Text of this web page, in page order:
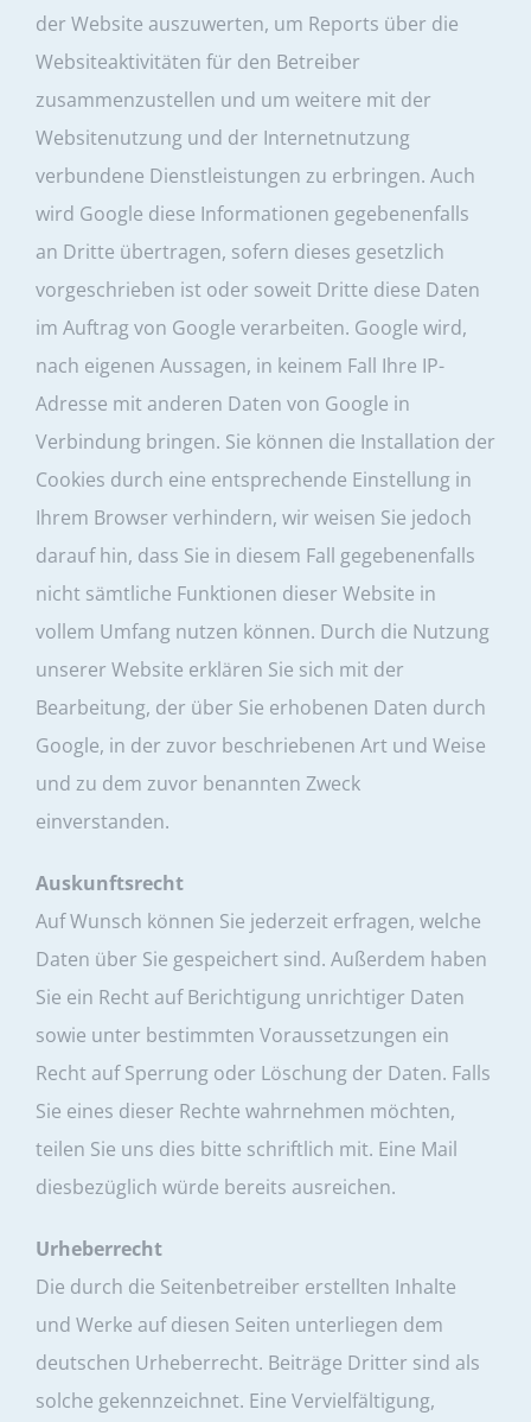
der Website auszuwerten, um Reports über die
Websiteaktivitäten für den Betreiber
zusammenzustellen und um weitere mit der
Websitenutzung und der Internetnutzung
verbundene Dienstleistungen zu erbringen. Auch
wird Google diese Informationen gegebenenfalls
an Dritte übertragen, sofern dieses gesetzlich
vorgeschrieben ist oder soweit Dritte diese Daten
im Auftrag von Google verarbeiten. Google wird,
nach eigenen Aussagen, in keinem Fall Ihre IP-
Adresse mit anderen Daten von Google in
Verbindung bringen. Sie können die Installation der
Cookies durch eine entsprechende Einstellung in
Ihrem Browser verhindern, wir weisen Sie jedoch
darauf hin, dass Sie in diesem Fall gegebenenfalls
nicht sämtliche Funktionen dieser Website in
vollem Umfang nutzen können. Durch die Nutzung
unserer Website erklären Sie sich mit der
Bearbeitung, der über Sie erhobenen Daten durch
Google, in der zuvor beschriebenen Art und Weise
und zu dem zuvor benannten Zweck
einverstanden.
Auskunftsrecht
Auf Wunsch können Sie jederzeit erfragen, welche
Daten über Sie gespeichert sind. Außerdem haben
Sie ein Recht auf Berichtigung unrichtiger Daten
sowie unter bestimmten Voraussetzungen ein
Recht auf Sperrung oder Löschung der Daten. Falls
Sie eines dieser Rechte wahrnehmen möchten,
teilen Sie uns dies bitte schriftlich mit. Eine Mail
diesbezüglich würde bereits ausreichen.
Urheberrecht
Die durch die Seitenbetreiber erstellten Inhalte
und Werke auf diesen Seiten unterliegen dem
deutschen Urheberrecht. Beiträge Dritter sind als
solche gekennzeichnet. Eine Vervielfältigung,